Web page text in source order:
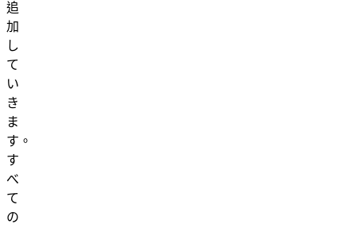
追
加
し
て
い
き
ま
す。
す
べ
て
の